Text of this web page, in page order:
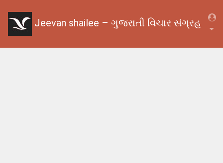
Jeevan shailee – ગુજરાતી વિચાર સંગ્રહ